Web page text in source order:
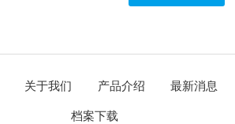
关于我们 产品介绍 最新消息
档案下载